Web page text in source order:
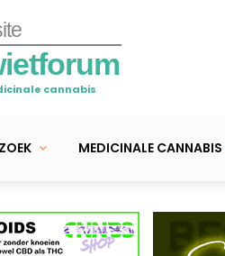
cannabis
MEDICINALE CANNABIS